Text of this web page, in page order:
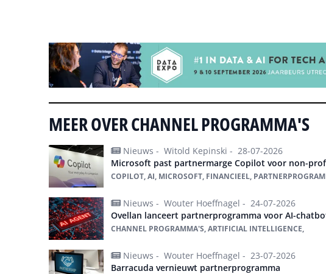
MEER OVER CHANNEL PROGRAMMA'S
Nieuws - Witold Kepinski - 28-07-2026
Microsoft past partnermarge Copilot voor non-
COPILOT, AI, MICROSOFT, FINANCIEEL,
Nieuws - Wouter Hoeffnagel - 24-07-2026
Ovellan lanceert partnerprogramma voor AI-
CHANNEL PROGRAMMA'S, ARTIFICIAL INTELLIGENCE,
Nieuws - Wouter Hoeffnagel - 23-07-2026
Barracuda vernieuwt partnerprogramma